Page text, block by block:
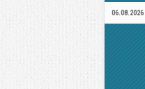
06.08.2026